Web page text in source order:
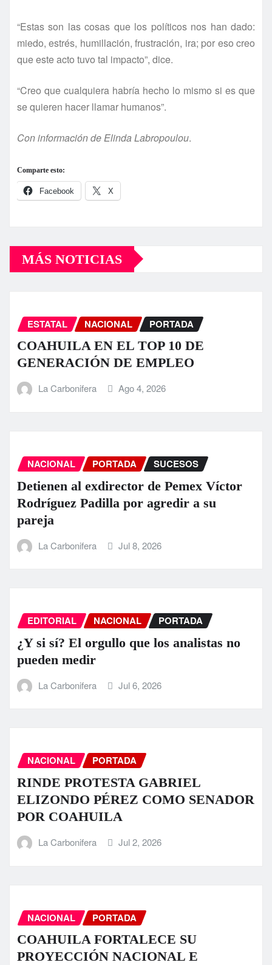
“Estas son las cosas que los polí­ticos nos han dado:
miedo, estrés, humillación, frustración, ira; por eso creo
que este acto tuvo tal impacto”, dice.
“Creo que cualquiera habrí­a hecho lo mismo si es que
se quieren hacer llamar humanos”.
Con información de Elinda Labropoulou.
Comparte esto:
Facebook X
MÁS NOTICIAS
ESTATAL NACIONAL PORTADA
COAHUILA EN EL TOP 10 DE
GENERACIÓN DE EMPLEO
La Carbonifera Ago 4, 2026
NACIONAL PORTADA SUCESOS
Detienen al exdirector de Pemex Víctor
Rodríguez Padilla por agredir a su
pareja
La Carbonifera Jul 8, 2026
EDITORIAL NACIONAL PORTADA
¿Y si sí? El orgullo que los analistas no
pueden medir
La Carbonifera Jul 6, 2026
NACIONAL PORTADA
RINDE PROTESTA GABRIEL
ELIZONDO PÉREZ COMO SENADOR
POR COAHUILA
La Carbonifera Jul 2, 2026
NACIONAL PORTADA
COAHUILA FORTALECE SU
PROYECCIÓN NACIONAL E